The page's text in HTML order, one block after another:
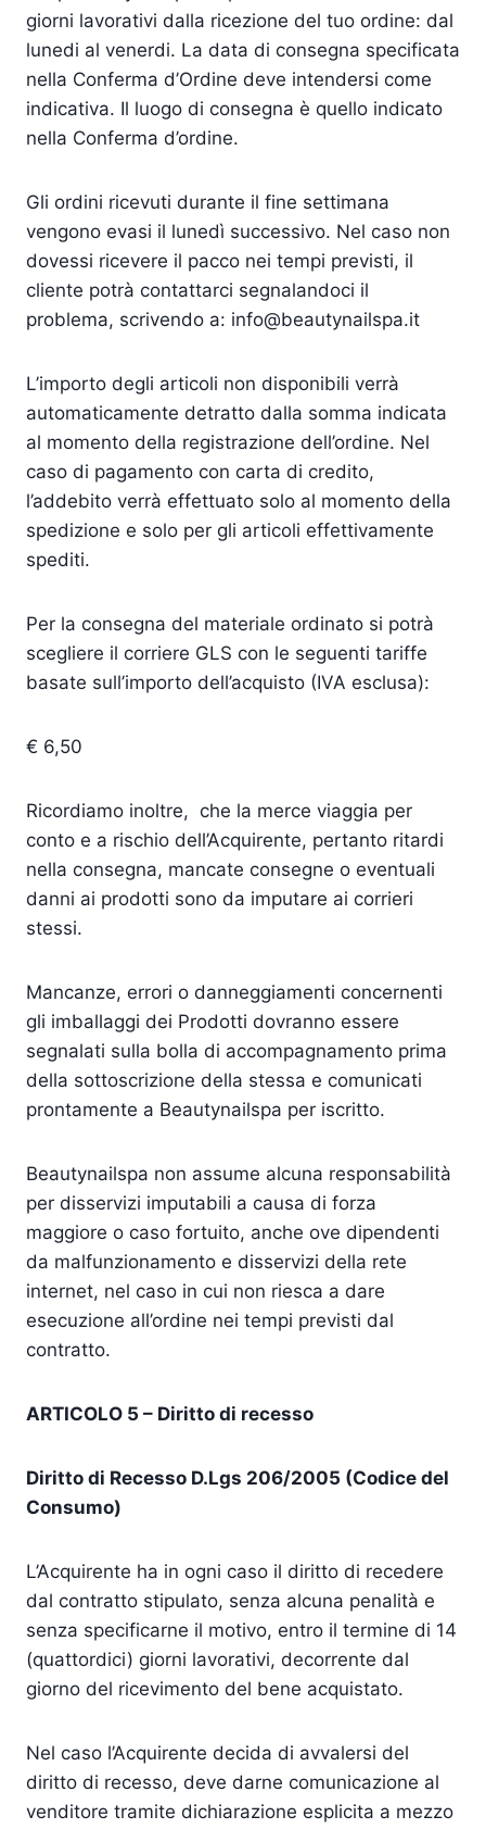
giorni lavorativi dalla ricezione del tuo ordine: dal
lunedi al venerdi. La data di consegna specificata
nella Conferma d’Ordine deve intendersi come
indicativa. Il luogo di consegna è quello indicato
nella Conferma d’ordine.
Gli ordini ricevuti durante il fine settimana
vengono evasi il lunedì successivo. Nel caso non
dovessi ricevere il pacco nei tempi previsti, il
cliente potrà contattarci segnalandoci il
problema, scrivendo a: info@beautynailspa.it
L’importo degli articoli non disponibili verrà
automaticamente detratto dalla somma indicata
al momento della registrazione dell’ordine. Nel
caso di pagamento con carta di credito,
l’addebito verrà effettuato solo al momento della
spedizione e solo per gli articoli effettivamente
spediti.
Per la consegna del materiale ordinato si potrà
scegliere il corriere GLS con le seguenti tariffe
basate sull’importo dell’acquisto (IVA esclusa):
€ 6,50
Ricordiamo inoltre, che la merce viaggia per
conto e a rischio dell’Acquirente, pertanto ritardi
nella consegna, mancate consegne o eventuali
danni ai prodotti sono da imputare ai corrieri
stessi.
Mancanze, errori o danneggiamenti concernenti
gli imballaggi dei Prodotti dovranno essere
segnalati sulla bolla di accompagnamento prima
della sottoscrizione della stessa e comunicati
prontamente a Beautynailspa per iscritto.
Beautynailspa non assume alcuna responsabilità
per disservizi imputabili a causa di forza
maggiore o caso fortuito, anche ove dipendenti
da malfunzionamento e disservizi della rete
internet, nel caso in cui non riesca a dare
esecuzione all’ordine nei tempi previsti dal
contratto.
ARTICOLO 5 – Diritto di recesso
Diritto di Recesso D.Lgs 206/2005 (Codice del
Consumo)
L’Acquirente ha in ogni caso il diritto di recedere
dal contratto stipulato, senza alcuna penalità e
senza specificarne il motivo, entro il termine di 14
(quattordici) giorni lavorativi, decorrente dal
giorno del ricevimento del bene acquistato.
Nel caso l’Acquirente decida di avvalersi del
diritto di recesso, deve darne comunicazione al
venditore tramite dichiarazione esplicita a mezzo